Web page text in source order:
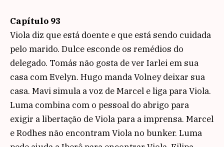
Capítulo 93
Viola diz que está doente e que está sendo cuidada
pelo marido. Dulce esconde os remédios do
delegado. Tomás não gosta de ver Iarlei em sua
casa com Evelyn. Hugo manda Volney deixar sua
casa. Mavi simula a voz de Marcel e liga para Viola.
Luma combina com o pessoal do abrigo para
exigir a libertação de Viola para a imprensa. Marcel
e Rodhes não encontram Viola no bunker. Luma